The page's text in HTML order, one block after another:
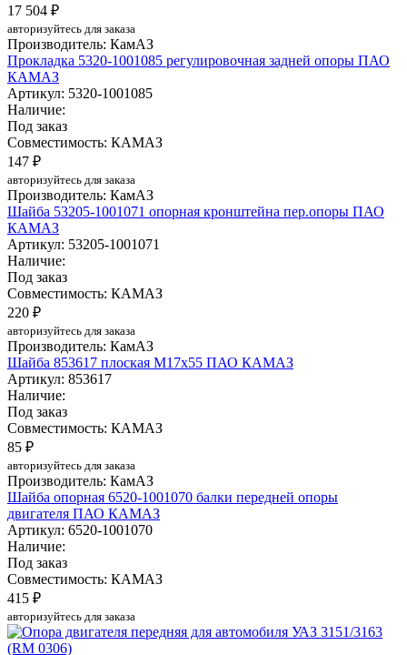
17 504 ₽
авторизуйтесь для заказа
Производитель: КамАЗ
Прокладка 5320-1001085 регулировочная задней опоры ПАО
КАМАЗ
Артикул: 5320-1001085
Наличие:
Под заказ
Совместимость: КАМАЗ
147 ₽
авторизуйтесь для заказа
Производитель: КамАЗ
Шайба 53205-1001071 опорная кронштейна пер.опоры ПАО
КАМАЗ
Артикул: 53205-1001071
Наличие:
Под заказ
Совместимость: КАМАЗ
220 ₽
авторизуйтесь для заказа
Производитель: КамАЗ
Шайба 853617 плоская М17х55 ПАО КАМАЗ
Артикул: 853617
Наличие:
Под заказ
Совместимость: КАМАЗ
85 ₽
авторизуйтесь для заказа
Производитель: КамАЗ
Шайба опорная 6520-1001070 балки передней опоры
двигателя ПАО КАМАЗ
Артикул: 6520-1001070
Наличие:
Под заказ
Совместимость: КАМАЗ
415 ₽
авторизуйтесь для заказа